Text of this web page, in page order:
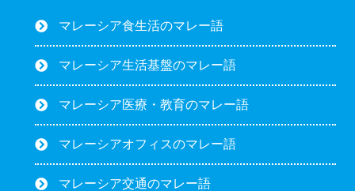
マレーシア食生活のマレー語
マレーシア生活基盤のマレー語
マレーシア医療・教育のマレー語
マレーシアオフィスのマレー語
マレーシア交通のマレー語